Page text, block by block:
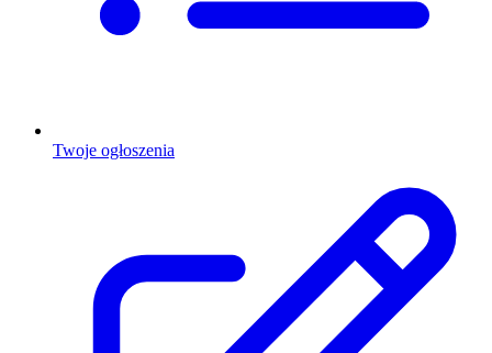
Twoje ogłoszenia